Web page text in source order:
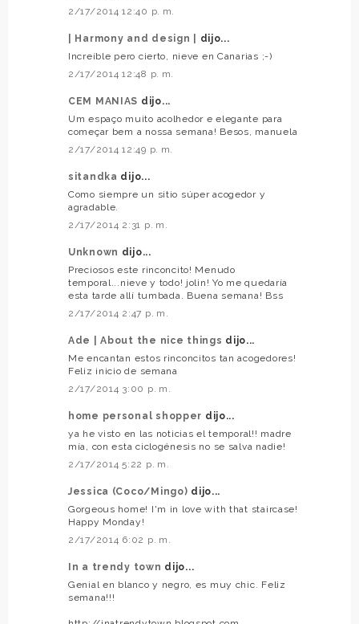
2/17/2014 12:40 p. m.
| Harmony and design |
dijo...
Increíble pero cierto, nieve en Canarias ;-)
2/17/2014 12:48 p. m.
CEM MANIAS dijo...
Um espaço muito acolhedor e elegante para
começar bem a nossa semana! Besos, manuela
2/17/2014 12:49 p. m.
sitandka dijo...
Como siempre un sitio súper acogedor y
agradable.
2/17/2014 2:31 p. m.
Unknown dijo...
Preciosos este rinconcito! Menudo
temporal...nieve y todo! jolin! Yo me quedaría
esta tarde allí tumbada. Buena semana! Bss
2/17/2014 2:47 p. m.
Ade | About the nice things dijo...
Me encantan estos rinconcitos tan acogedores!
Feliz inicio de semana
2/17/2014 3:00 p. m.
home personal shopper dijo...
ya he visto en las noticias el temporal!! madre
mía, con esta ciclogénesis no se salva nadie!
2/17/2014 5:22 p. m.
Jessica (Coco/Mingo) dijo...
Gorgeous home! I'm in love with that staircase!
Happy Monday!
2/17/2014 6:02 p. m.
In a trendy town dijo...
Genial en blanco y negro, es muy chic. Feliz
semana!!!